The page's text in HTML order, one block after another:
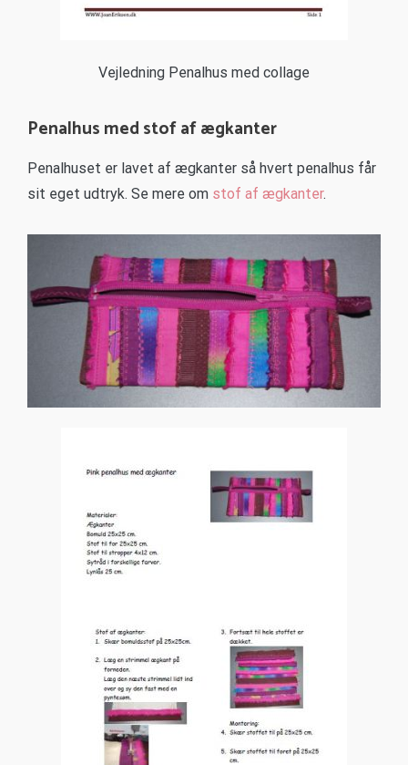
Vejledning Penalhus med collage
Penalhus med stof af ægkanter
Penalhuset er lavet af ægkanter så hvert penalhus får
sit eget udtryk. Se mere om stof af ægkanter.